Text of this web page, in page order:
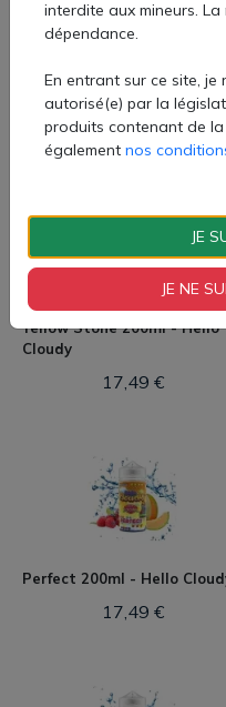
Citrus Chill : agrumes
par une
Disponibles en
prêts
Ratio PG/VG 50/50,
hit et
Purple Rain 200ml - Hello
Cloudy
17,49 €
Yellow Stone 200ml - Hello
Cloudy
17,49 €
Perfect 200ml - Hello
17,49 €
interdite aux mineurs.
dépendance.
En entrant sur ce site, je
autorisé(e) par la
produits contenant de
également nos
JE
JE NE